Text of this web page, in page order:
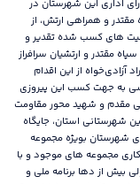
اداری این شهرستان در
مقتدر و همراهی ارتش، از
های کسب شده تقدیر و
مقتدر و ارتشیان سرافراز
آزادی‌خواه از این اقدام
به جهت کسب این پیروزی
مقدم و شهید محور مقاومت
شهرستانی استان، جایگاه
شهرستان بویژه مجموعه
مجموعه های موجود و با
بیش از دها برنامه ملی و